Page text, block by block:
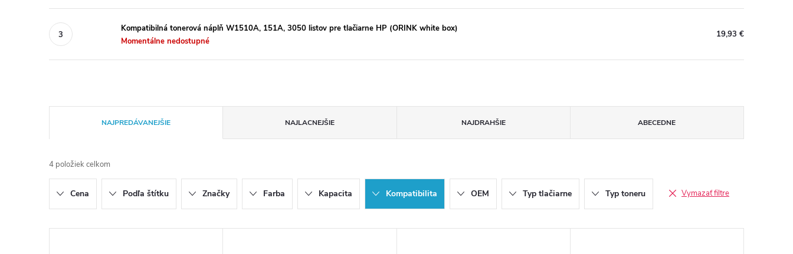
Kompatibilná tonerová náplň W1510A, 151A, 3050 listov pre tlačiarne HP (ORINK white box)
Momentálne nedostupné
19,93 €
a
d
e
n
NAJPREDÁVANEJŠIE NAJLACNEJŠIE NAJDRAHŠIE ABECEDNE
4 položiek celkom
Cena Podľa štítku Značky Farba Kapacita Kompatibilita OEM Typ tlačiarne Typ toneru Vymazať filtre